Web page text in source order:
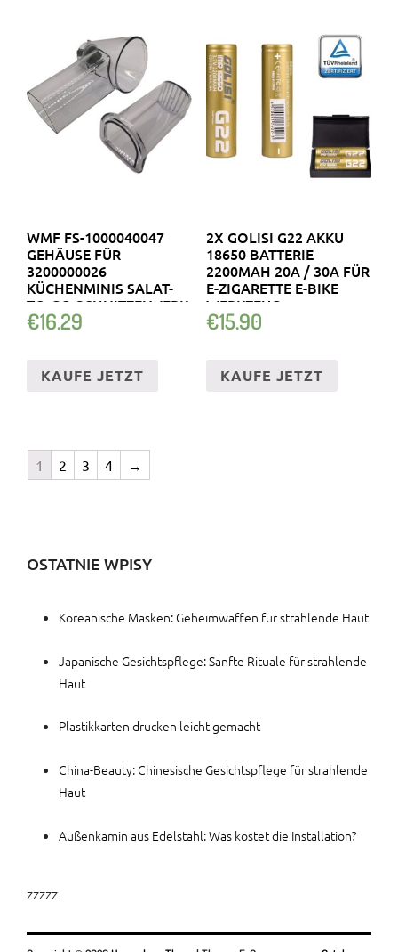
WMF FS-1000040047
GEHÄUSE FÜR
3200000026
KÜCHENMINIS SALAT-
TO-GO SCHNITZELWERK
€16.29
KAUFE JETZT
2X GOLISI G22 AKKU
18650 BATTERIE
2200MAH 20A / 30A FÜR
E-ZIGARETTE E-BIKE
WERKZEUG
€15.90
KAUFE JETZT
1 2 3 4 →
OSTATNIE WPISY
Koreanische Masken: Geheimwaffen für strahlende Haut
Japanische Gesichtspflege: Sanfte Rituale für strahlende
Haut
Plastikkarten drucken leicht gemacht
China-Beauty: Chinesische Gesichtspflege für strahlende
Haut
Außenkamin aus Edelstahl: Was kostet die Installation?
zzzzz